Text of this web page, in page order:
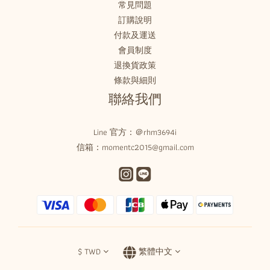
常見問題
訂購說明
付款及運送
會員制度
退換貨政策
條款與細則
聯絡我們
Line 官方： ＠rhm3694i
信箱：momentc2015@gmail.com
$TWD 繁體中文